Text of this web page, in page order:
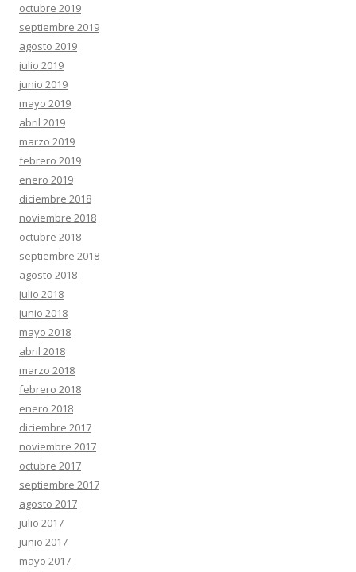
octubre 2019
septiembre 2019
agosto 2019
julio 2019
junio 2019
mayo 2019
abril 2019
marzo 2019
febrero 2019
enero 2019
diciembre 2018
noviembre 2018
octubre 2018
septiembre 2018
agosto 2018
julio 2018
junio 2018
mayo 2018
abril 2018
marzo 2018
febrero 2018
enero 2018
diciembre 2017
noviembre 2017
octubre 2017
septiembre 2017
agosto 2017
julio 2017
junio 2017
mayo 2017